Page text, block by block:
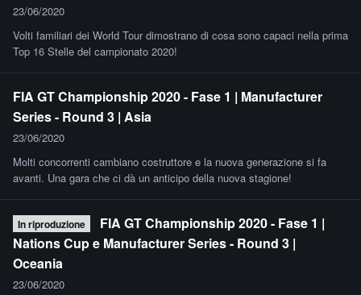
23/06/2020
Volti familiari dei World Tour dimostrano di cosa sono capaci nella prima
Top 16 Stelle del campionato 2020!
FIA GT Championship 2020 - Fase 1 | Manufacturer
Series - Round 3 | Asia
23/06/2020
Molti concorrenti cambiano costruttore e la nuova generazione si fa
avanti. Una gara che ci dà un anticipo della nuova stagione!
In riproduzione
FIA GT Championship 2020 - Fase 1 |
Nations Cup e Manufacturer Series - Round 3 |
Oceania
23/06/2020